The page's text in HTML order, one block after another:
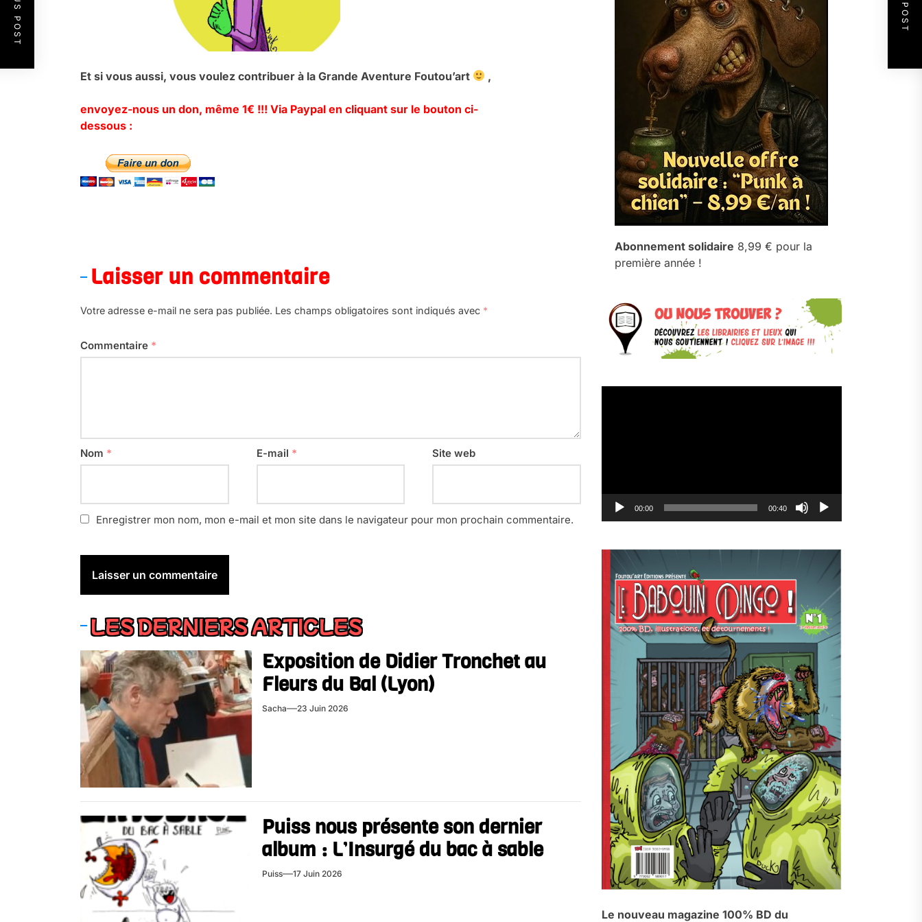
Et si vous aussi, vous voulez contribuer à la Grande Aventure Foutou’art ,
envoyez-nous un don, même 1€ !!! Via Paypal en cliquant sur le bouton ci-
dessous :
Laisser un commentaire
Votre adresse e-mail ne sera pas publiée. Les champs obligatoires sont indiqués avec *
Commentaire *
Nom * E-mail * Site web
Enregistrer mon nom, mon e-mail et mon site dans le navigateur pour mon prochain commentaire.
LES DERNIERS ARTICLES
Exposition de Didier Tronchet au
Fleurs du Bal (Lyon)
Sacha 23 Juin 2026
Puiss nous présente son dernier
album : L’Insurgé du bac à sable
Puiss 17 Juin 2026
Abonnement solidaire 8,99 € pour la
première année !
00:00 00:40
Le nouveau magazine 100% BD du